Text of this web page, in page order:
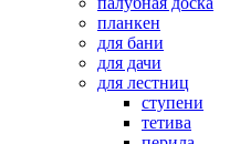
планкен
для бани
для дачи
для лестниц
ступени
тетива